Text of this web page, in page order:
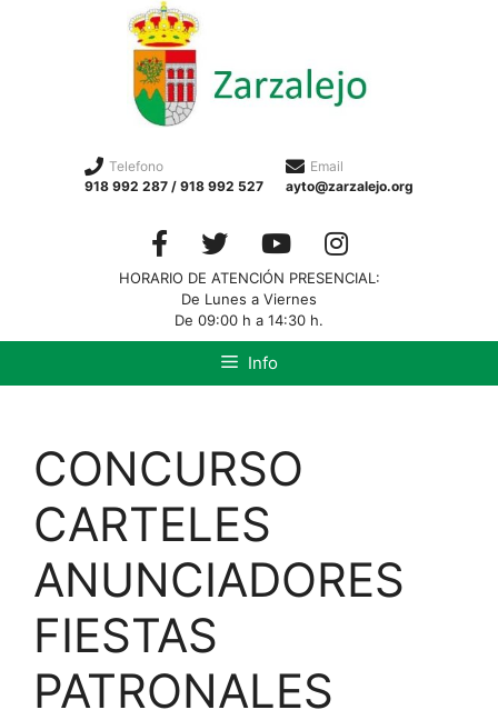
Telefono
918 992 287 / 918 992 527
Email
ayto@zarzalejo.org
HORARIO DE ATENCIÓN PRESENCIAL:
De Lunes a Viernes
De 09:00 h a 14:30 h.
Info
CONCURSO
CARTELES
ANUNCIADORES
FIESTAS
PATRONALES